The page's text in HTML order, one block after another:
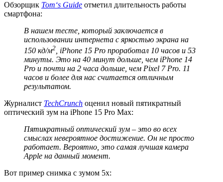
Обзорщик Tom‘s Guide отметил длительность работы
смартфона:
В нашем тесте, который заключается в
использовании интернета с яркостью экрана на
150 кд/м2, iPhone 15 Pro проработал 10 часов и 53
минуты. Это на 40 минут дольше, чем iPhone 14
Pro и почти на 2 часа дольше, чем Pixel 7Pro. 11
часов и более для нас считается отличным
результатом.
Журналист TechCrunch оценил новый пятикратный
оптический зум на iPhone 15 Pro Max:
Пятикратный оптический зум – это во всех
смыслах невероятное достижение. Он не просто
работает. Вероятно, это самая лучшая камера
Apple на данный момент.
Вот пример снимка с зумом 5x: